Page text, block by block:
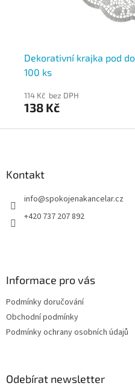
Dekorativní krajka pod
100 ks
114 Kč bez DPH
138 Kč
Kontakt
info@spokojenakancelar.cz
+420 737 207 892
Informace pro vás
Podmínky doručování
Obchodní podmínky
Podmínky ochrany osobních údajů
Odebírat newsletter